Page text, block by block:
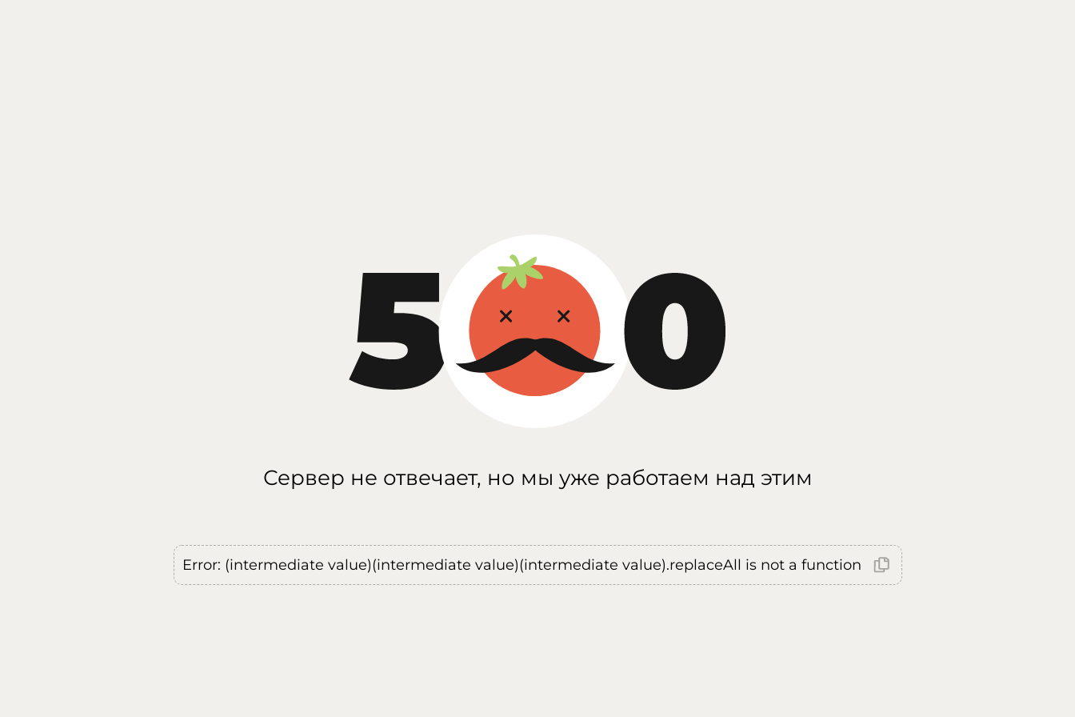
Сервер не отвечает, но мы уже работаем над этим
Error: (intermediate value)(intermediate value)(intermediate value).replaceAll is not a function